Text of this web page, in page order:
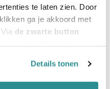
te laten zien. Door
ga je akkoord met
de zwarte button
of wijzigen. Lees ook
informatie.
Details tonen
wat er precies speelt
opdrachtgevers en
halen
hoe het kantoor